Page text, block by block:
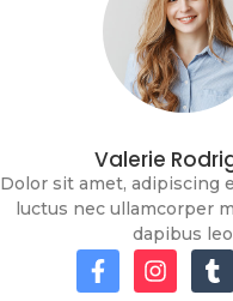
Valerie
Dolor sit amet, adipiscing
luctus nec ullamcorper
dapibus